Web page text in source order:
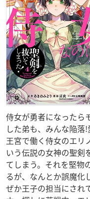
侍女が勇者になったら
した弟も、みんな陥落
王宮で働く侍女のエリ
いう伝説の女神の聖剣
てしまう。それを堅物
るが、なんとか誤魔化
ぜか王子の担当にされ